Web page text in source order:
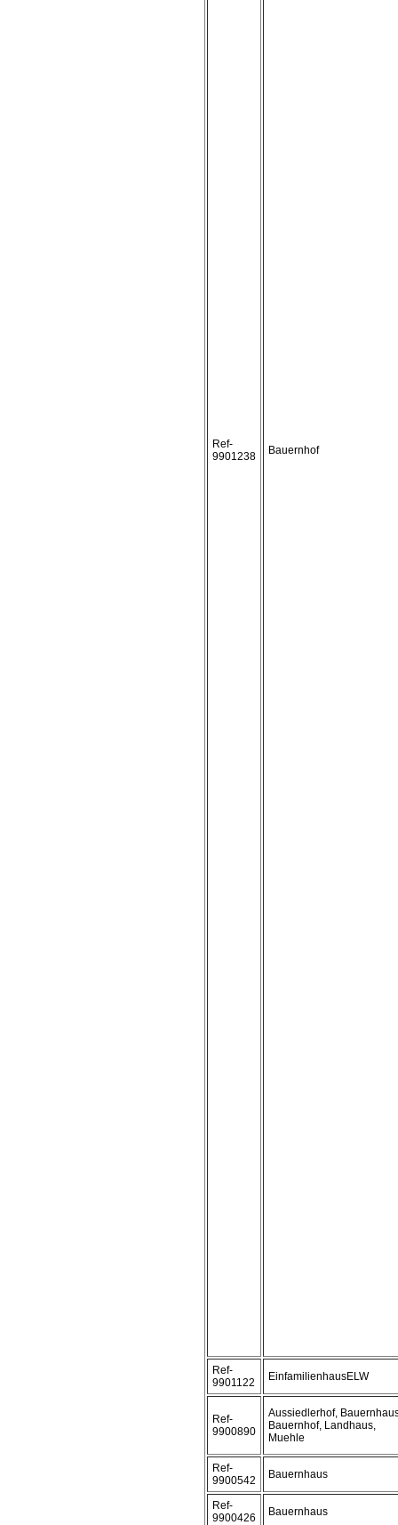
Ref-
9901238
Bauernhof
Ref-
9901122
EinfamilienhausELW
Ref-
9900890
Aussiedlerhof,
Bauernhof, Landhaus,
Muehle
Ref-
9900542
Bauernhaus
Ref-
9900426
Bauernhaus